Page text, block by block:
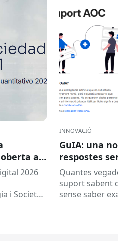
a
2026
i Societat
INNOVACIÓ
GuIA: una
respostes
buscar
Quantes
suport sabent
sense saber